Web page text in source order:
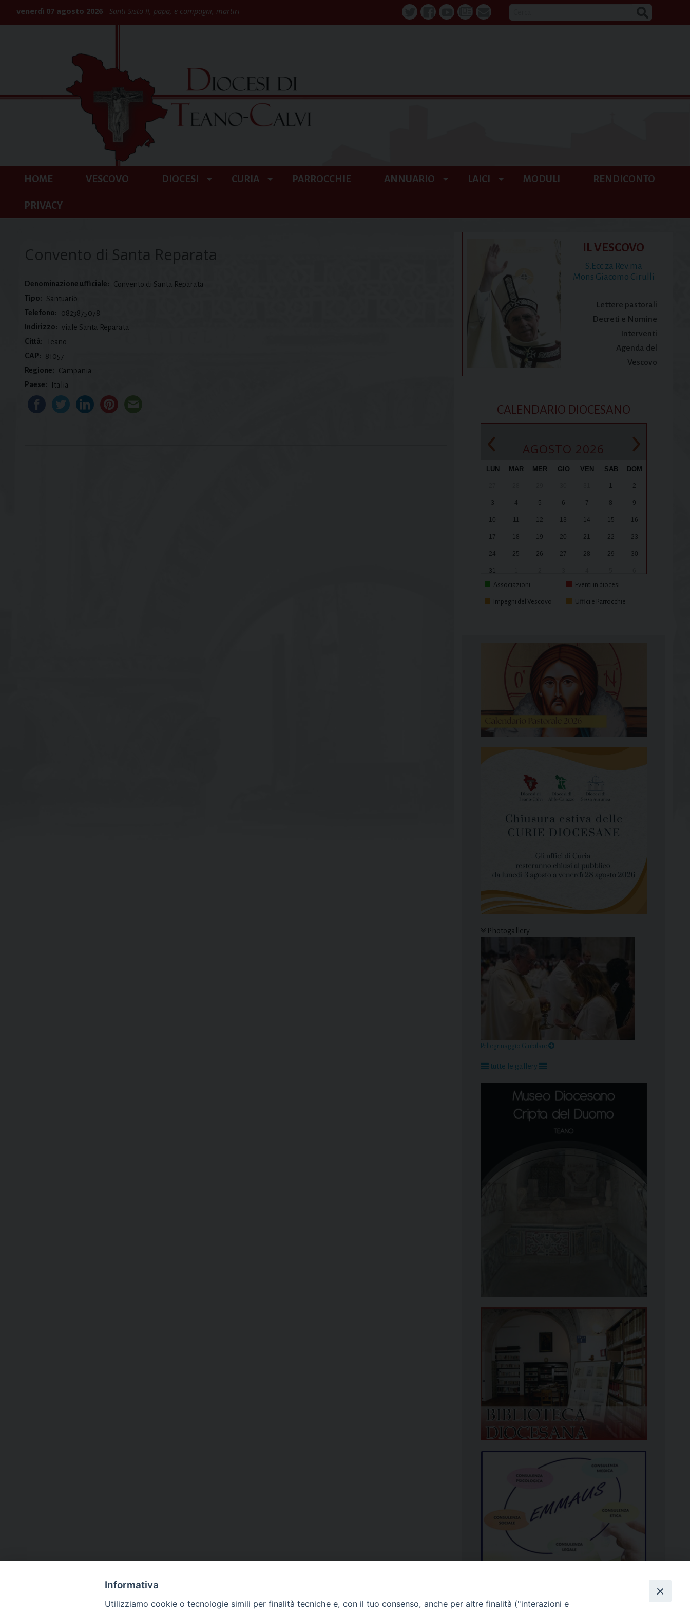
venerdì 07 agosto 2026 Santi Sisto II, papa, e compagni, martiri
TwitterFacebookYoutube
La webmail
HOME VESCOVO DIOCESI CURIA PARROCCHIE ANNUARIO LAICI MODULI RENDICONTO
PRIVACY
Convento di Santa Reparata
Denominazione ufficiale:
Convento di Santa Reparata
Tipo:
Santuario
Telefono:
0823875078
Indirizzo:
viale Santa Reparata
Città:
Teano
CAP:
81057
Regione:
Campania
Paese:
Italia
IL VESCOVO
S.Ecc.za Rev.ma
Mons Giacomo Cirulli
Lettere pastorali
Decreti e Nomine
Interventi
Agenda del
Vescovo
CALENDARIO DIOCESANO
‹ AGOSTO 2026 ›
LUN MAR MER GIO VEN SAB DOM
1 2
3 4 5 6 7 8 9
10 11 12 13 14 15 16
17 18 19 20 21 22 23
24 25 26 27 28 29 30
31
Associazioni
Eventi in diocesi
Impegni del Vescovo Uffici e Parrocchie
Photogallery
Pellegrinaggio Giubilare
tutte le gallery
Informativa
Utilizziamo cookie o tecnologie simili per finalità tecniche e, con il tuo consenso, anche per altre finalità ("interazioni e